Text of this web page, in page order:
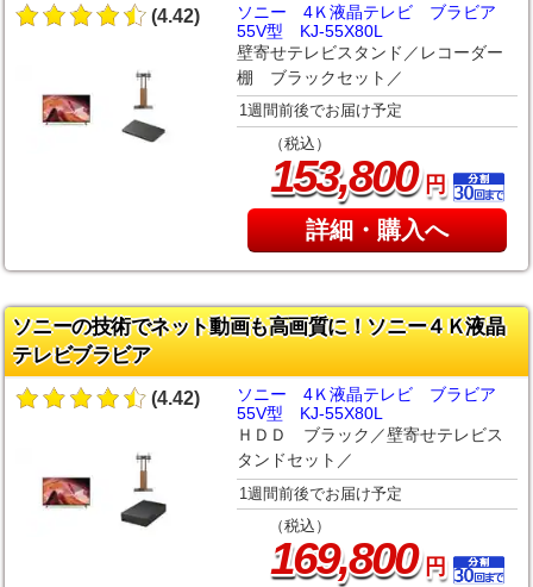
(4.42)
ソニー 4Ｋ液晶テレビ ブラビア
55V型 KJ-55X80L
壁寄せテレビスタンド／レコーダー
棚 ブラックセット／
1週間前後でお届け予定
（税込）
153,800円
詳細・購入へ
ソニーの技術でネット動画も高画質に！ソニー４Ｋ液晶
テレビブラビア
(4.42)
ソニー 4Ｋ液晶テレビ ブラビア
55V型 KJ-55X80L
ＨＤＤ ブラック／壁寄せテレビス
タンドセット／
1週間前後でお届け予定
（税込）
169,800円